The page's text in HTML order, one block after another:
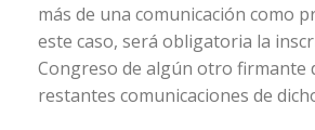
más de una comunicación como
este caso, será obligatoria la
Congreso de algún otro firmante
restantes comunicaciones de